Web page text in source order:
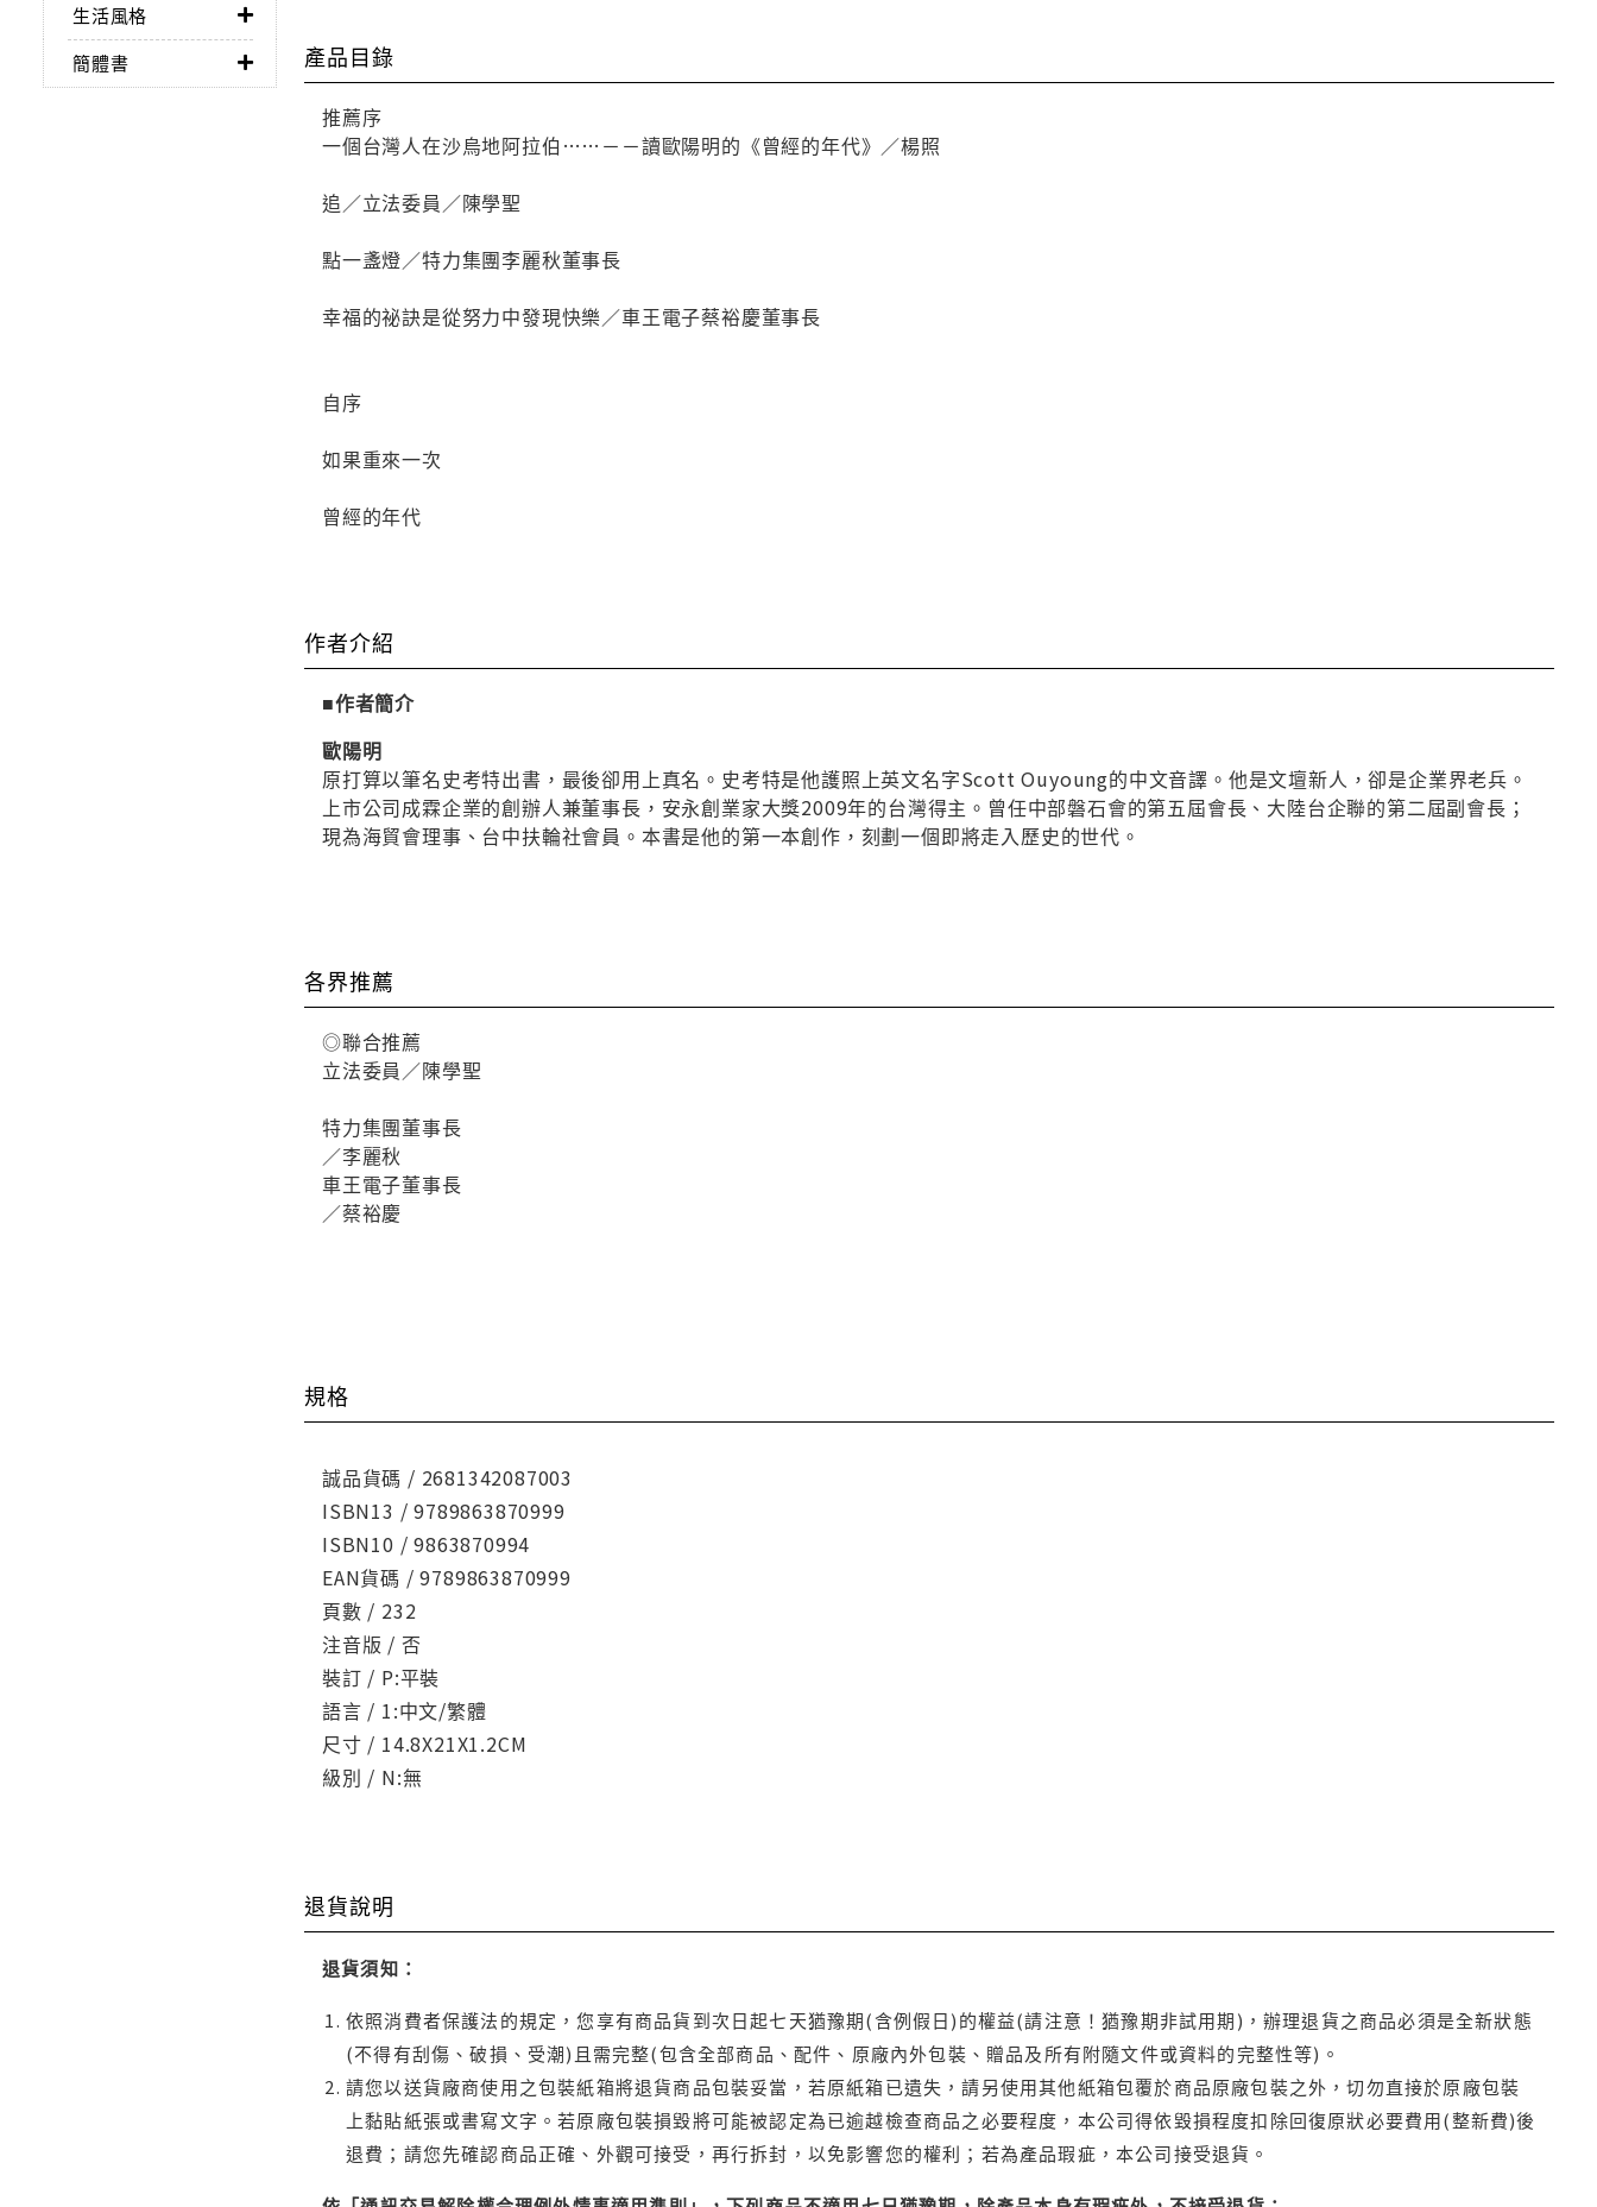
生活風格
簡體書
產品目錄
推薦序
一個台灣人在沙烏地阿拉伯……－－讀歐陽明的《曾經的年代》／楊照
追／立法委員／陳學聖
點一盞燈／特力集團李麗秋董事長
幸福的祕訣是從努力中發現快樂／車王電子蔡裕慶董事長
自序
如果重來一次
曾經的年代
作者介紹
■作者簡介
歐陽明
原打算以筆名史考特出書，最後卻用上真名。史考特是他護照上英文名字Scott Ouyoung的中文音譯。他是文壇新人，卻是企業界老兵。
上市公司成霖企業的創辦人兼董事長，安永創業家大獎2009年的台灣得主。曾任中部磐石會的第五屆會長、大陸台企聯的第二屆副會長；
現為海貿會理事、台中扶輪社會員。本書是他的第一本創作，刻劃一個即將走入歷史的世代。
各界推薦
◎聯合推薦
立法委員／陳學聖
特力集團董事長
／李麗秋
車王電子董事長
／蔡裕慶
規格
誠品貨碼 / 2681342087003
ISBN13 / 9789863870999
ISBN10 / 9863870994
EAN貨碼 / 9789863870999
頁數 / 232
注音版 / 否
裝訂 / P:平裝
語言 / 1:中文/繁體
尺寸 / 14.8X21X1.2CM
級別 / N:無
退貨說明
退貨須知：
依照消費者保護法的規定，您享有商品貨到次日起七天猶豫期(含例假日)的權益(請注意！猶豫期非試用期)，辦理退貨之商品必須是全新狀態
(不得有刮傷、破損、受潮)且需完整(包含全部商品、配件、原廠內外包裝、贈品及所有附隨文件或資料的完整性等)。
請您以送貨廠商使用之包裝紙箱將退貨商品包裝妥當，若原紙箱已遺失，請另使用其他紙箱包覆於商品原廠包裝之外，切勿直接於原廠包裝
上黏貼紙張或書寫文字。若原廠包裝損毀將可能被認定為已逾越檢查商品之必要程度，本公司得依毀損程度扣除回復原狀必要費用(整新費)後
退費；請您先確認商品正確、外觀可接受，再行拆封，以免影響您的權利；若為產品瑕疵，本公司接受退貨。